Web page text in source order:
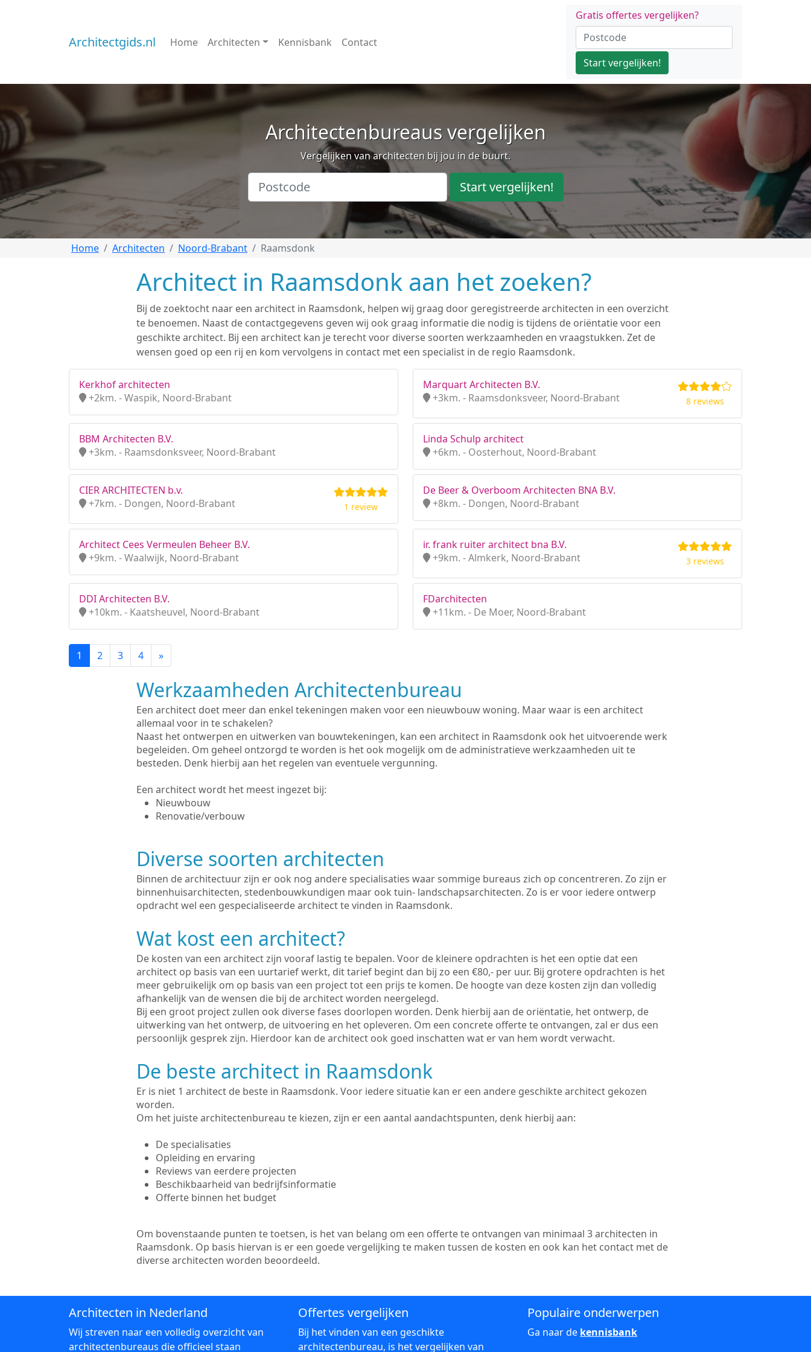
Architectgids.nl Home Architecten Kennisbank Contact
Gratis offertes vergelijken?
Start vergelijken!
Architectenbureaus vergelijken
Vergelijken van architecten bij jou in de buurt.
Start vergelijken!
Home Architecten Noord-Brabant Raamsdonk
Architect in Raamsdonk aan het zoeken?
Bij de zoektocht naar een architect in Raamsdonk, helpen wij graag door geregistreerde architecten in een overzicht
te benoemen. Naast de contactgegevens geven wij ook graag informatie die nodig is tijdens de oriëntatie voor een
geschikte architect. Bij een architect kan je terecht voor diverse soorten werkzaamheden en vraagstukken. Zet de
wensen goed op een rij en kom vervolgens in contact met een specialist in de regio Raamsdonk.
Kerkhof architecten
+2km. - Waspik, Noord-Brabant
Marquart Architecten B.V.
+3km. - Raamsdonksveer, Noord-Brabant
8 reviews
BBM Architecten B.V.
+3km. - Raamsdonksveer, Noord-Brabant
Linda Schulp architect
+6km. - Oosterhout, Noord-Brabant
CIER ARCHITECTEN b.v.
+7km. - Dongen, Noord-Brabant
1 review
De Beer & Overboom Architecten BNA B.V.
+8km. - Dongen, Noord-Brabant
Architect Cees Vermeulen Beheer B.V.
+9km. - Waalwijk, Noord-Brabant
ir. frank ruiter architect bna B.V.
+9km. - Almkerk, Noord-Brabant
3 reviews
DDI Architecten B.V.
+10km. - Kaatsheuvel, Noord-Brabant
FDarchitecten
+11km. - De Moer, Noord-Brabant
1 2 3 4 »
Werkzaamheden Architectenbureau
Een architect doet meer dan enkel tekeningen maken voor een nieuwbouw woning. Maar waar is een architect
allemaal voor in te schakelen?
Naast het ontwerpen en uitwerken van bouwtekeningen, kan een architect in Raamsdonk ook het uitvoerende werk
begeleiden. Om geheel ontzorgd te worden is het ook mogelijk om de administratieve werkzaamheden uit te
besteden. Denk hierbij aan het regelen van eventuele vergunning.
Een architect wordt het meest ingezet bij:
Nieuwbouw
Renovatie/verbouw
Diverse soorten architecten
Binnen de architectuur zijn er ook nog andere specialisaties waar sommige bureaus zich op concentreren. Zo zijn er
binnenhuisarchitecten, stedenbouwkundigen maar ook tuin- landschapsarchitecten. Zo is er voor iedere ontwerp
opdracht wel een gespecialiseerde architect te vinden in Raamsdonk.
Wat kost een architect?
De kosten van een architect zijn vooraf lastig te bepalen. Voor de kleinere opdrachten is het een optie dat een
architect op basis van een uurtarief werkt, dit tarief begint dan bij zo een €80,- per uur. Bij grotere opdrachten is het
meer gebruikelijk om op basis van een project tot een prijs te komen. De hoogte van deze kosten zijn dan volledig
afhankelijk van de wensen die bij de architect worden neergelegd.
Bij een groot project zullen ook diverse fases doorlopen worden. Denk hierbij aan de oriëntatie, het ontwerp, de
uitwerking van het ontwerp, de uitvoering en het opleveren. Om een concrete offerte te ontvangen, zal er dus een
persoonlijk gesprek zijn. Hierdoor kan de architect ook goed inschatten wat er van hem wordt verwacht.
De beste architect in Raamsdonk
Er is niet 1 architect de beste in Raamsdonk. Voor iedere situatie kan er een andere geschikte architect gekozen
worden.
Om het juiste architectenbureau te kiezen, zijn er een aantal aandachtspunten, denk hierbij aan:
De specialisaties
Opleiding en ervaring
Reviews van eerdere projecten
Beschikbaarheid van bedrijfsinformatie
Offerte binnen het budget
Om bovenstaande punten te toetsen, is het van belang om een offerte te ontvangen van minimaal 3 architecten in
Raamsdonk. Op basis hiervan is er een goede vergelijking te maken tussen de kosten en ook kan het contact met de
diverse architecten worden beoordeeld.
Architecten in Nederland
Wij streven naar een volledig overzicht van
architectenbureaus die officieel staan
Offertes vergelijken
Bij het vinden van een geschikte
architectenbureau, is het vergelijken van
Populaire onderwerpen
Ga naar de kennisbank